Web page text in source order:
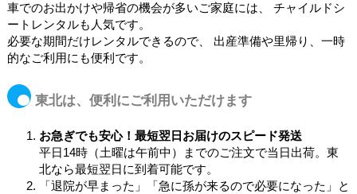
車でのお出かけや帰省の機会が多いご家庭には、 チャイルドシ
ートレンタルも人気です。
必要な期間だけレンタルできるので、 出産準備や里帰り、一時
的なご利用にも便利です。
東北は、便利にご利用いただけます
お急ぎでも安心！最短翌日お届けのスピード発送
平日14時（土曜は午前中）までのご注文で当日出荷。東
北なら最短翌日に到着可能です。
「退院が早まった」「急に孫が来るので必要になった」と